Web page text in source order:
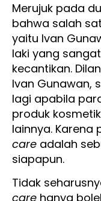
Merujuk pada
bahwa salah
yaitu Ivan
laki yang
kecantikan.
Ivan Gunawan,
lagi apabila
produk
lainnya. Karena
care adalah
siapapun.
Tidak
care hanya